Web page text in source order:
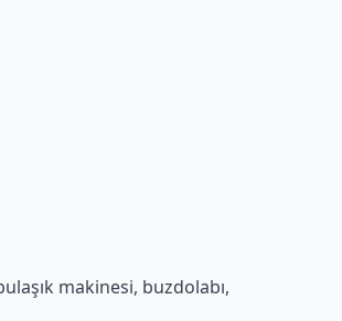
makinesi, buzdolabı,